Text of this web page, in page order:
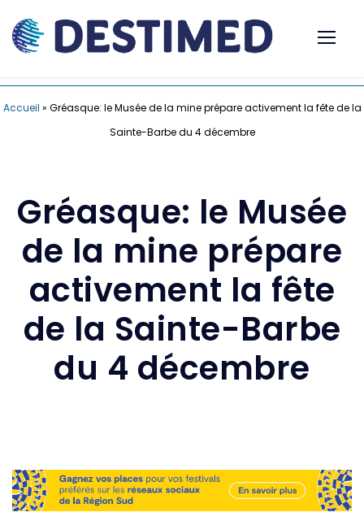
Accueil » Gréasque: le Musée de la mine prépare activement la fête de la
Sainte-Barbe du 4 décembre
Gréasque: le Musée
de la mine prépare
activement la fête
de la Sainte-Barbe
du 4 décembre